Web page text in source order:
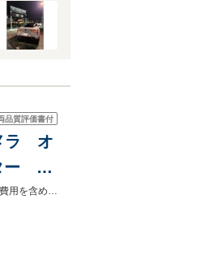
品質評価書付
ラ オ
ー 電
コンご遠方のお客様もお気軽にお問い合わせください☆全国の提携工場で対応可能☆車検無し車両の場合は、車検取得費用を含めた支払総額を表示しています。